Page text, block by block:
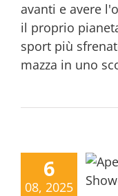
avanti e avere
il proprio
sport più
mazza in uno
6
08, 2025